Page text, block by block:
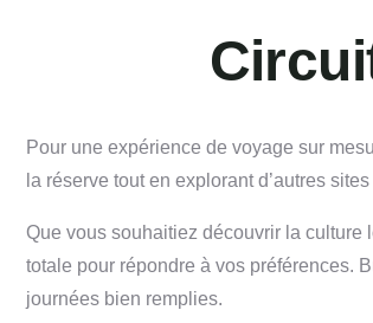
Pour une expérience de voyage sur
la réserve tout en explorant d’autres
Que vous souhaitiez découvrir la culture
totale pour répondre à vos préférences.
journées bien remplies.